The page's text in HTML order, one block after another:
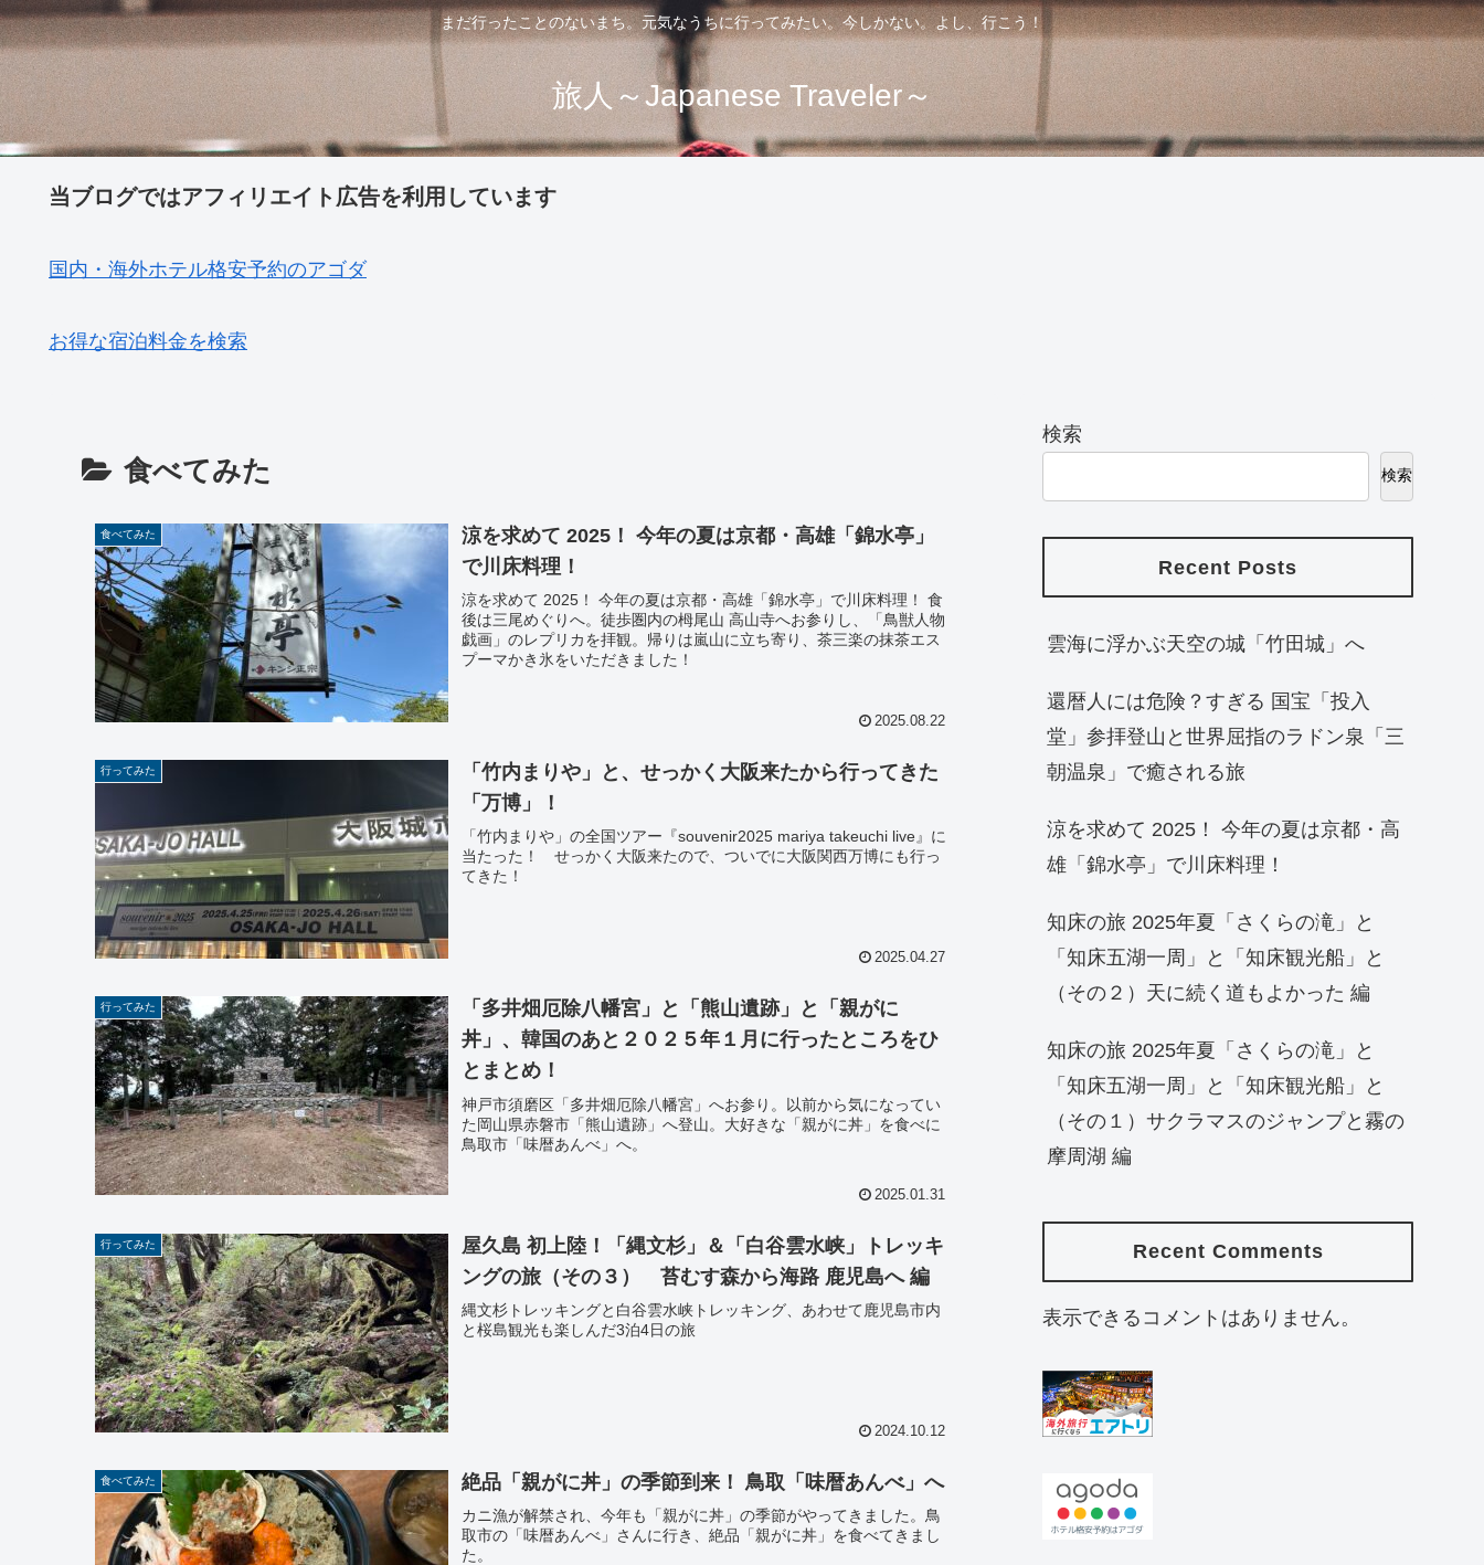
まだ行ったことのないまち。元気なうちに行ってみたい。今しかない。よし、行こう！
旅人～Japanese Traveler～
当ブログではアフィリエイト広告を利用しています
国内・海外ホテル格安予約のアゴダ
お得な宿泊料金を検索
食べてみた
食べてみた
涼を求めて 2025！ 今年の夏は京都・高雄「錦水亭」
で川床料理！
涼を求めて 2025！ 今年の夏は京都・高雄「錦水亭」で川床料理！ 食
後は三尾めぐりへ。徒歩圏内の栂尾山 高山寺へお参りし、「鳥獣人物
戯画」のレプリカを拝観。帰りは嵐山に立ち寄り、茶三楽の抹茶エス
プーマかき氷をいただきました！
2025.08.22
行ってみた
「竹内まりや」と、せっかく大阪来たから行ってきた
「万博」！
「竹内まりや」の全国ツアー『souvenir2025 mariya takeuchi live』に
当たった！ せっかく大阪来たので、ついでに大阪関西万博にも行っ
てきた！
2025.04.27
行ってみた
「多井畑厄除八幡宮」と「熊山遺跡」と「親がに
丼」、韓国のあと２０２５年１月に行ったところをひ
とまとめ！
神戸市須磨区「多井畑厄除八幡宮」へお参り。以前から気になってい
た岡山県赤磐市「熊山遺跡」へ登山。大好きな「親がに丼」を食べに
鳥取市「味暦あんべ」へ。
2025.01.31
行ってみた
屋久島 初上陸！「縄文杉」＆「白谷雲水峡」トレッキ
ングの旅（その３） 苔むす森から海路 鹿児島へ 編
縄文杉トレッキングと白谷雲水峡トレッキング、あわせて鹿児島市内
と桜島観光も楽しんだ3泊4日の旅
2024.10.12
食べてみた 絶品「親がに丼」の季節到来！ 鳥取「味暦あんべ」へ
カニ漁が解禁され、今年も「親がに丼」の季節がやってきました。鳥
取市の「味暦あんべ」さんに行き、絶品「親がに丼」を食べてきまし
た。
検索
検索
Recent Posts
雲海に浮かぶ天空の城「竹田城」へ
還暦人には危険？すぎる 国宝「投入
堂」参拝登山と世界屈指のラドン泉「三
朝温泉」で癒される旅
涼を求めて 2025！ 今年の夏は京都・高
雄「錦水亭」で川床料理！
知床の旅 2025年夏「さくらの滝」と
「知床五湖一周」と「知床観光船」と
（その２）天に続く道もよかった 編
知床の旅 2025年夏「さくらの滝」と
「知床五湖一周」と「知床観光船」と
（その１）サクラマスのジャンプと霧の
摩周湖 編
Recent Comments
表示できるコメントはありません。